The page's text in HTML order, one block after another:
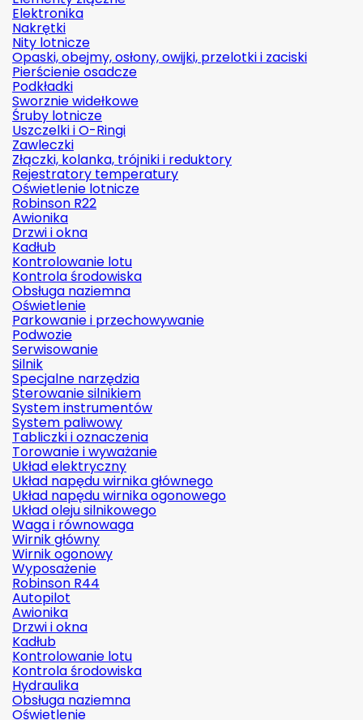
Elektronika
Nakrętki
Nity lotnicze
Opaski, obejmy, osłony, owijki, przelotki i zaciski
Pierścienie osadcze
Podkładki
Sworznie widełkowe
Śruby lotnicze
Uszczelki i O-Ringi
Zawleczki
Złączki, kolanka, trójniki i reduktory
Rejestratory temperatury
Oświetlenie lotnicze
Robinson R22
Awionika
Drzwi i okna
Kadłub
Kontrolowanie lotu
Kontrola środowiska
Obsługa naziemna
Oświetlenie
Parkowanie i przechowywanie
Podwozie
Serwisowanie
Silnik
Specjalne narzędzia
Sterowanie silnikiem
System instrumentów
System paliwowy
Tabliczki i oznaczenia
Torowanie i wyważanie
Układ elektryczny
Układ napędu wirnika głównego
Układ napędu wirnika ogonowego
Układ oleju silnikowego
Waga i równowaga
Wirnik główny
Wirnik ogonowy
Wyposażenie
Robinson R44
Autopilot
Awionika
Drzwi i okna
Kadłub
Kontrolowanie lotu
Kontrola środowiska
Hydraulika
Obsługa naziemna
Oświetlenie